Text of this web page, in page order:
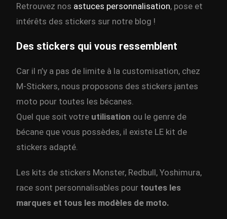
Retrouvez nos astuces personnalisation, pose et
intérêts des stickers sur notre blog !
Des stickers qui vous ressemblent
Car il n’y a pas de limite à la customisation, chez
M-Stickers, nous proposons des stickers jantes
moto pour toutes les bécanes.
Quel que soit votre utilisation ou le genre de
bécane que vous possèdes, il existe LE kit de
stickers adapté.
Les kits de stickers Monster, Redbull, Yoshimura,
race sont personnalisables pour toutes les
marques et tous les modèles de moto.